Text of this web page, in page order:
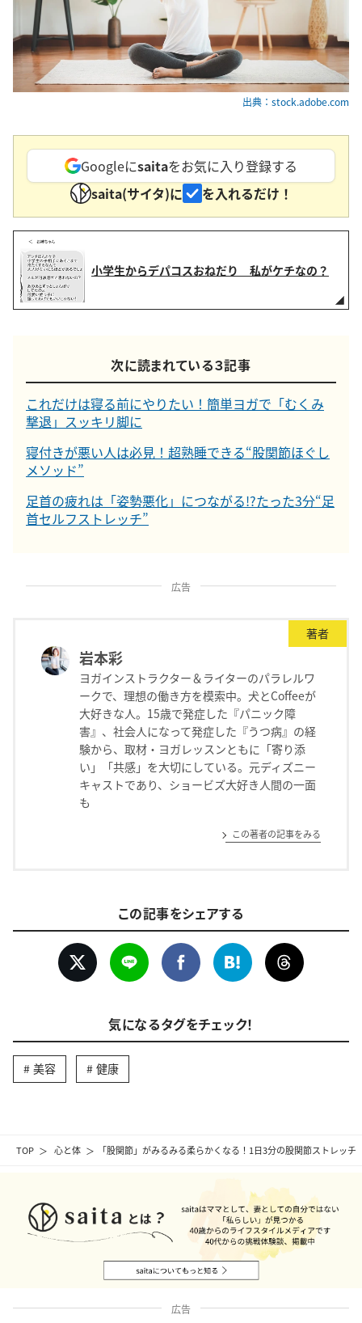
TOP 心と体 「股関節」がみるみる柔らかくなる！1日3分の股関節ストレッチ
出典：stock.adobe.com
Googleにsaitaをお気に入り登録する
saita(サイタ)に
を入れるだけ！
小学生からデパコスおねだり 私がケチなの？
次に読まれている３記事
これだけは寝る前にやりたい！簡単ヨガで「むくみ
撃退」スッキリ脚に
寝付きが悪い人は必見！超熟睡できる“股関節ほぐし
メソッド”
足首の疲れは「姿勢悪化」につながる!?たった3分“足
首セルフストレッチ”
広告
著者
岩本彩
ヨガインストラクター＆ライターのパラレルワ
ークで、理想の働き方を模索中。犬とCoffeeが
大好きな人。15歳で発症した『パニック障
害』、社会人になって発症した『うつ病』の経
験から、取材・ヨガレッスンともに「寄り添
い」「共感」を大切にしている。元ディズニー
キャストであり、ショービズ大好き人間の一面
も
この著者の記事をみる
この記事をシェアする
気になるタグをチェック！
美容 健康
広告